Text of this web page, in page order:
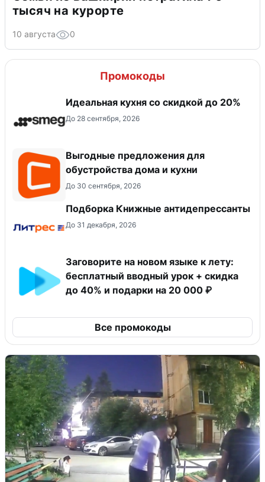
тысяч на курорте
10 августа 0
Промокоды
Идеальная кухня со скидкой до 20%
До 28 сентября, 2026
Выгодные предложения для
обустройства дома и кухни
До 30 сентября, 2026
Подборка Книжные антидепрессанты
До 31 декабря, 2026
Заговорите на новом языке к лету:
бесплатный вводный урок + скидка
до 40% и подарки на 20 000 ₽
Все промокоды